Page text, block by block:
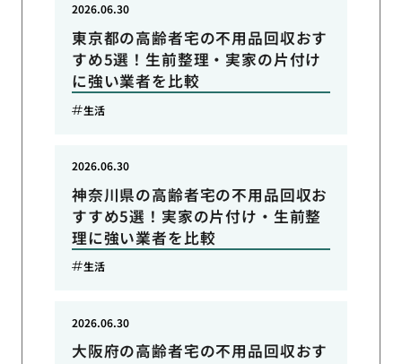
東京都の高齢者宅の不用品回収おす
すめ5選！生前整理・実家の片付け
に強い業者を比較
2026.06.30
生活
神奈川県の高齢者宅の不用品回収お
すすめ5選！実家の片付け・生前整
理に強い業者を比較
2026.06.30
生活
大阪府の高齢者宅の不用品回収おす
2026.06.30